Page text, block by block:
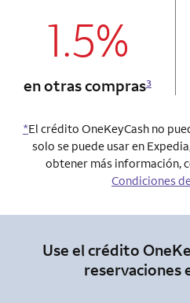
column 1 Onkey card
1.5%
en otras compras3
*El crédito OneKeyCash no
solo se puede usar en
obtener más información,
Condiciones
Use el crédito
reservaciones